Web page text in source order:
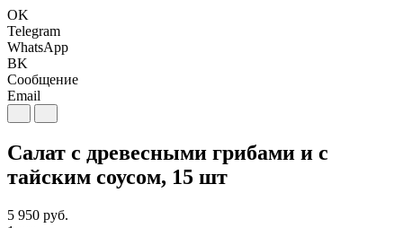
OK
Telegram
WhatsApp
BK
Сообщение
Email
Салат с древесными грибами и с
тайским соусом, 15 шт
5 950 руб.